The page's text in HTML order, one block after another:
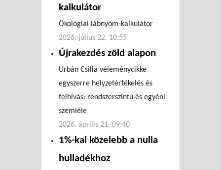
kalkulátor
Ökológiai lábnyom-kalkulátor
2026. július 22. 10:55
Újrakezdés zöld alapon
Urbán Csilla véleménycikke
egyszerre helyzetértékelés és
felhívás: rendszerszintű és egyéni
szemléle
2026. április 21. 09:40
1%-kal közelebb a nulla
hulladékhoz